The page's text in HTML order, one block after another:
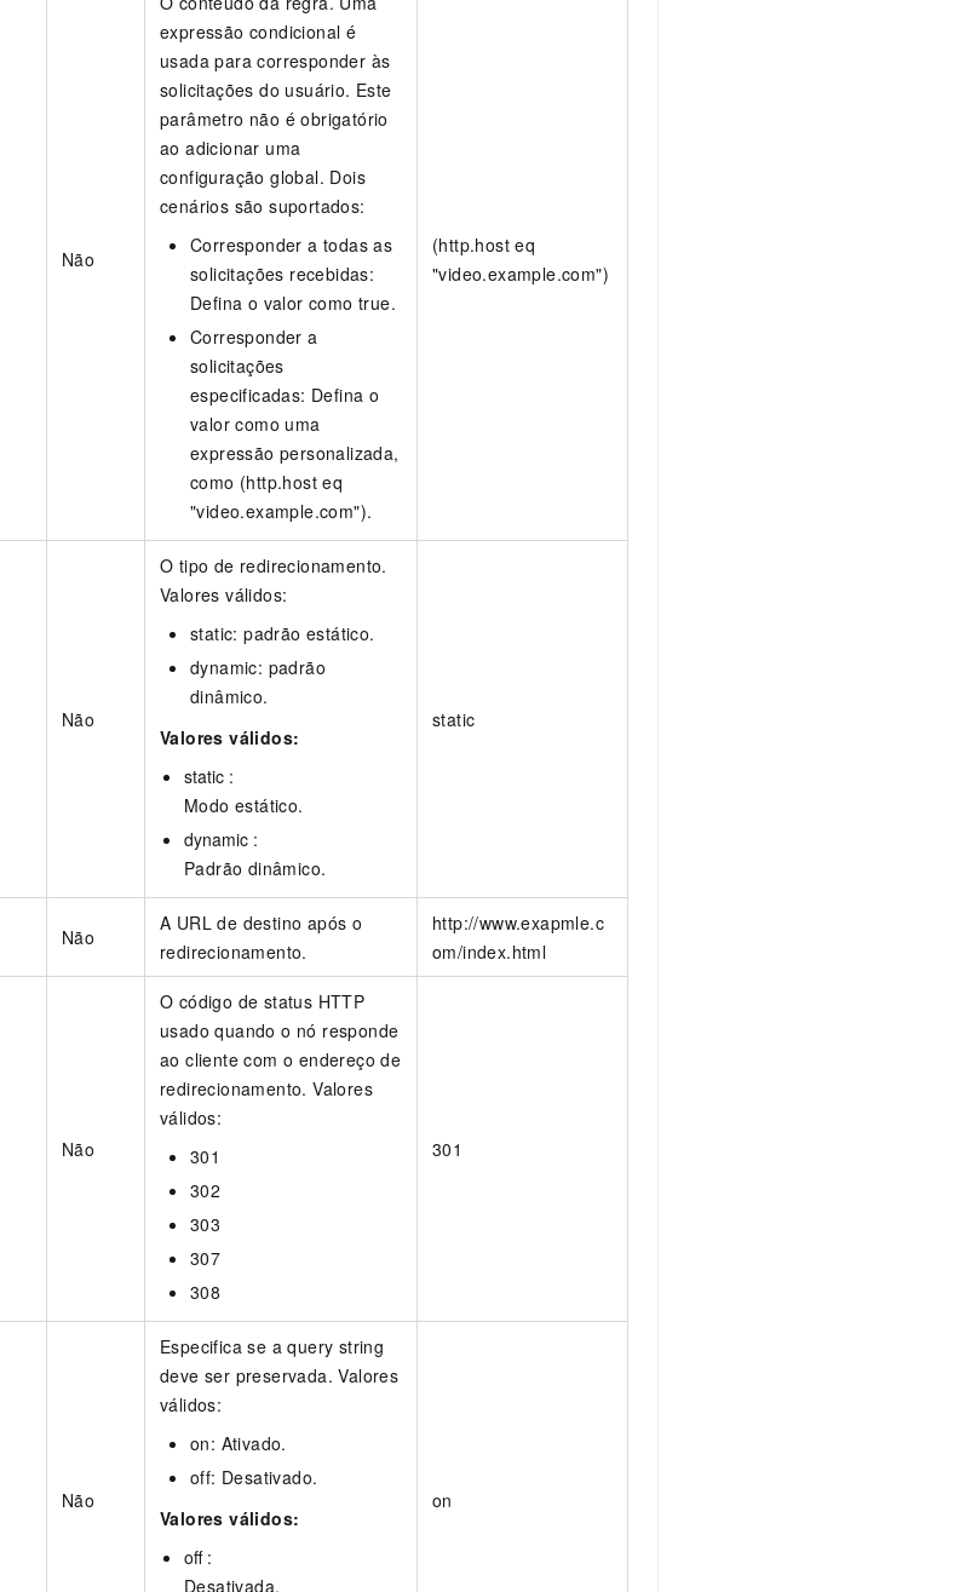
Não
expressão condicional é
usada para corresponder às
solicitações do usuário. Este
parâmetro não é obrigatório
ao adicionar uma
configuração global. Dois
cenários são suportados:
Corresponder a todas as
solicitações recebidas:
Defina o valor como true.
Corresponder a
solicitações
especificadas: Defina o
valor como uma
expressão personalizada,
como (http.host eq
"video.example.com").
(http.host eq
"video.example.com")
Não
O tipo de redirecionamento.
Valores válidos:
static: padrão estático.
dynamic: padrão
dinâmico.
Valores válidos:
static :
Modo estático.
dynamic :
Padrão dinâmico.
static
Não
A URL de destino após o
redirecionamento.
http://www.exapmle.c
om/index.html
Não
O código de status HTTP
usado quando o nó responde
ao cliente com o endereço de
redirecionamento. Valores
válidos:
301
302
303
307
308
301
Não
Especifica se a query string
deve ser preservada. Valores
válidos:
on: Ativado.
off: Desativado.
Valores válidos:
off :
Desativada.
on